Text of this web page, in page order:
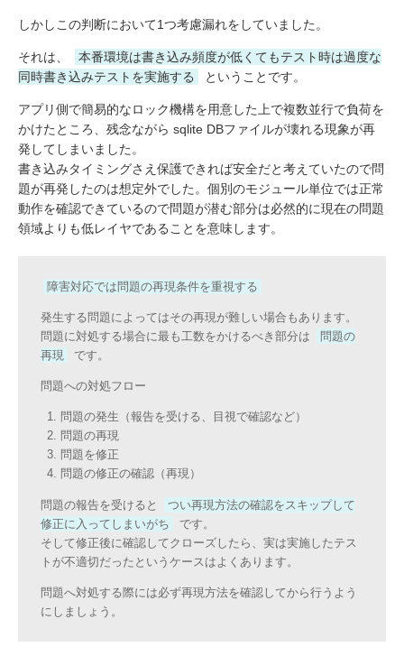
しかしこの判断において1つ考慮漏れをしていました。
それは、
本番環境は書き込み頻度が低くてもテスト時は過度な
同時書き込みテストを実施する
ということです。
アプリ側で簡易的なロック機構を用意した上で複数並行で負荷を
かけたところ、残念ながら sqlite DBファイルが壊れる現象が再
発してしまいました。
書き込みタイミングさえ保護できれば安全だと考えていたので問
題が再発したのは想定外でした。個別のモジュール単位では正常
動作を確認できているので問題が潜む部分は必然的に現在の問題
領域よりも低レイヤであることを意味します。
障害対応では問題の再現条件を重視する
発生する問題によってはその再現が難しい場合もあります。
問題に対処する場合に最も工数をかけるべき部分は
問題の
再現
です。
問題への対処フロー
問題の発生（報告を受ける、目視で確認など）
問題の再現
問題を修正
問題の修正の確認（再現）
問題の報告を受けると
つい再現方法の確認をスキップして
修正に入ってしまいがち
です。
そして修正後に確認してクローズしたら、実は実施したテス
トが不適切だったというケースはよくあります。
問題へ対処する際には必ず再現方法を確認してから行うよう
にしましょう。